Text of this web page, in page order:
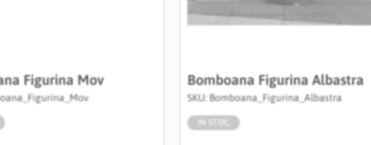
Figurina Mov Bomboana Figurina Albastra
SKU: Bomboana_Figurina_Albastra
IN STOC